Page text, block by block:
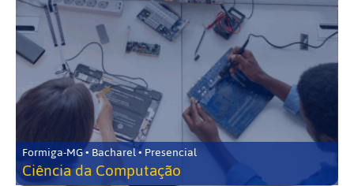
Formiga-MG • Bacharel • Presencial
Ciência da Computação